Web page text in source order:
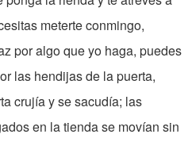
meterte conmingo,
por algo que yo haga, puedes
las hendijas de la puerta,
crujía y se sacudía; las
en la tienda se movían sin